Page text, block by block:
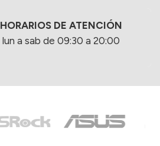
HORARIOS DE ATENCIÓN
lun a sab de 09:30 a 20:00